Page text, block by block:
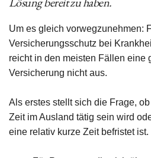
Um es gleich vorwegzunehmen:
Versicherungsschutz bei
reicht in den meisten Fällen eine
Versicherung nicht aus.
Als erstes stellt sich die Frage,
Zeit im Ausland tätig sein wird
eine relativ kurze Zeit befristet ist.